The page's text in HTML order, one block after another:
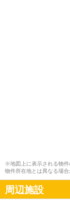
※地図上に表示される物件
物件所在地とは異なる場合
周辺施設